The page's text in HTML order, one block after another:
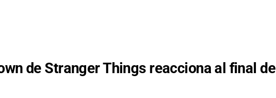
de Stranger Things reacciona al final del